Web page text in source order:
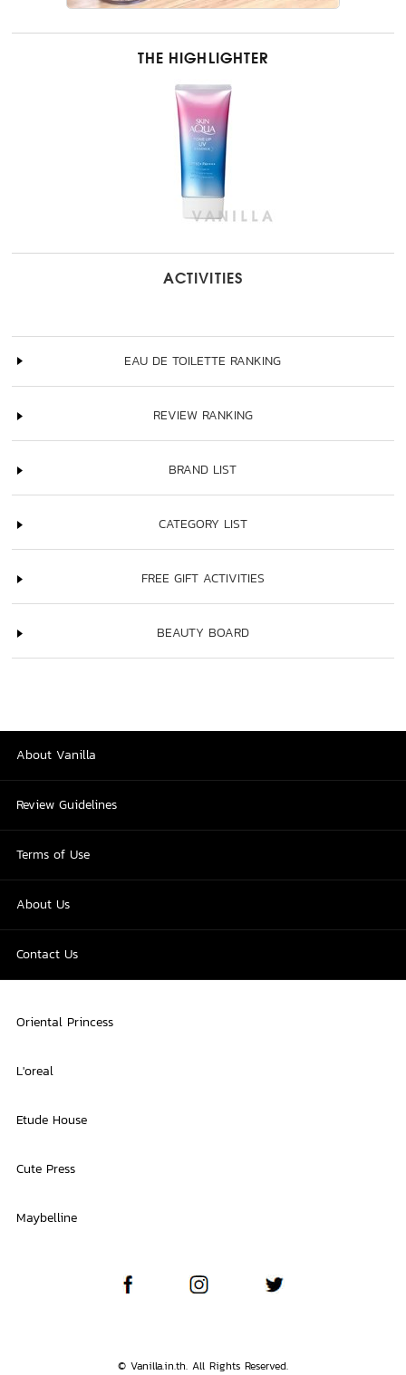
THE HIGHLIGHTER
ACTIVITIES
EAU DE TOILETTE RANKING
REVIEW RANKING
BRAND LIST
CATEGORY LIST
FREE GIFT ACTIVITIES
BEAUTY BOARD
About Vanilla
Review Guidelines
Terms of Use
About Us
Contact Us
Oriental Princess
L'oreal
Etude House
Cute Press
Maybelline
© Vanilla.in.th. All Rights Reserved.